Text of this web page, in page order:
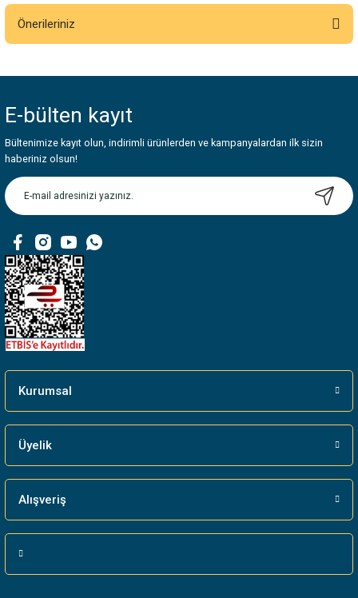
Önerileriniz
Görüş ve önerileriniz için teşekkür ederiz.
Ürün resmi kalitesiz, bozuk veya görüntülenemiyor.
Ürün açıklamasında eksik bilgiler bulunuyor.
Ürün bilgilerinde hatalar bulunuyor.
Bu ürüne benzer farklı alternatifler olmalı.
E-bülten kayıt
Bültenimize kayıt olun, indirimli ürünlerden ve kampanyalardan ilk sizin
haberiniz olsun!
Kurumsal
Üyelik
Alışveriş